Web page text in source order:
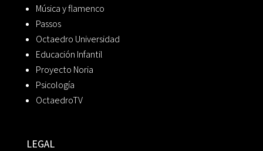
Música y flamenco
Passos
Octaedro Universidad
Educación Infantil
Proyecto Noria
Psicología
OctaedroTV
LEGAL